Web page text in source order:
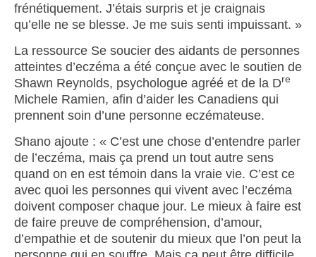
frénétiquement. J’étais surpris et je craignais
qu’elle ne se blesse. Je me suis senti impuissant. »
La ressource Se soucier des aidants de personnes
atteintes d’eczéma a été conçue avec le soutien de
Shawn Reynolds, psychologue agréé et de la Dre
Michele Ramien, afin d’aider les Canadiens qui
prennent soin d’une personne eczémateuse.
Shano ajoute : « C’est une chose d’entendre parler
de l’eczéma, mais ça prend un tout autre sens
quand on en est témoin dans la vraie vie. C’est ce
avec quoi les personnes qui vivent avec l’eczéma
doivent composer chaque jour. Le mieux à faire est
de faire preuve de compréhension, d’amour,
d’empathie et de soutenir du mieux que l’on peut la